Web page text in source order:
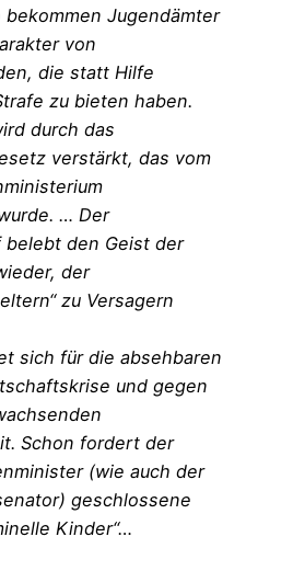
bekommen Jugendämter
von
die statt Hilfe
zu bieten haben.
durch das
verstärkt, das vom
… Der
den Geist der
der
zu Versagern
sich für die absehbaren
und gegen
Schon fordert der
(wie auch der
geschlossene
Kinder“…